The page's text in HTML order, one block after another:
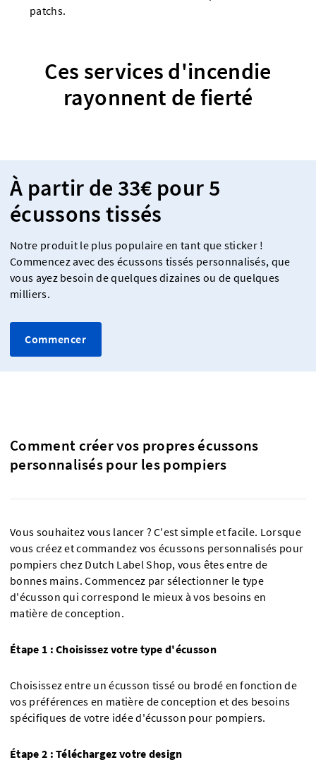
patchs.
Ces services d'incendie
rayonnent de fierté
À partir de 33€ pour 5
écussons tissés
Notre produit le plus populaire en tant que sticker !
Commencez avec des écussons tissés personnalisés, que
vous ayez besoin de quelques dizaines ou de quelques
milliers.
Commencer
Comment créer vos propres écussons
personnalisés pour les pompiers
Vous souhaitez vous lancer ? C'est simple et facile. Lorsque
vous créez et commandez vos écussons personnalisés pour
pompiers chez Dutch Label Shop, vous êtes entre de
bonnes mains. Commencez par sélectionner le type
d'écusson qui correspond le mieux à vos besoins en
matière de conception.
Étape 1 : Choisissez votre type d'écusson
Choisissez entre un écusson tissé ou brodé en fonction de
vos préférences en matière de conception et des besoins
spécifiques de votre idée d'écusson pour pompiers.
Étape 2 : Téléchargez votre design